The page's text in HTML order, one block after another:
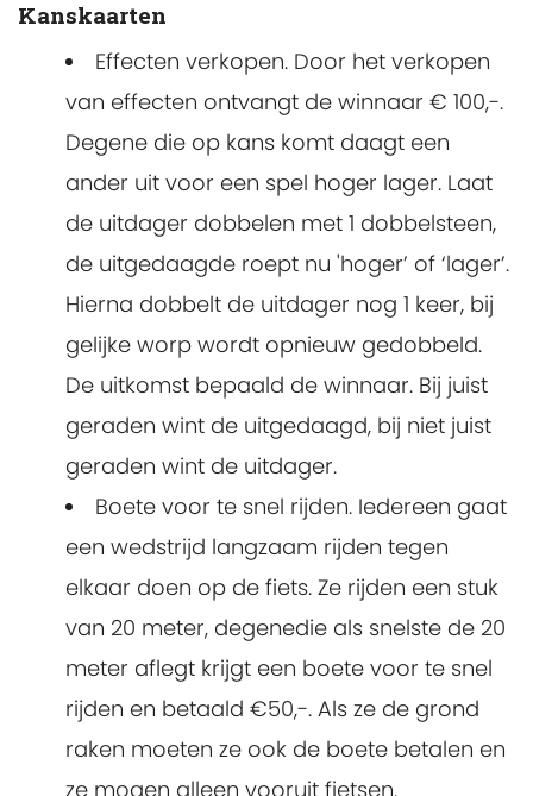
Kanskaarten
Effecten verkopen. Door het verkopen
van effecten ontvangt de winnaar € 100,-.
Degene die op kans komt daagt een
ander uit voor een spel hoger lager. Laat
de uitdager dobbelen met 1 dobbelsteen,
de uitgedaagde roept nu 'hoger’ of ‘lager’.
Hierna dobbelt de uitdager nog 1 keer, bij
gelijke worp wordt opnieuw gedobbeld.
De uitkomst bepaald de winnaar. Bij juist
geraden wint de uitgedaagd, bij niet juist
geraden wint de uitdager.
Boete voor te snel rijden. Iedereen gaat
een wedstrijd langzaam rijden tegen
elkaar doen op de fiets. Ze rijden een stuk
van 20 meter, degenedie als snelste de 20
meter aflegt krijgt een boete voor te snel
rijden en betaald €50,-. Als ze de grond
raken moeten ze ook de boete betalen en
ze mogen alleen vooruit fietsen.